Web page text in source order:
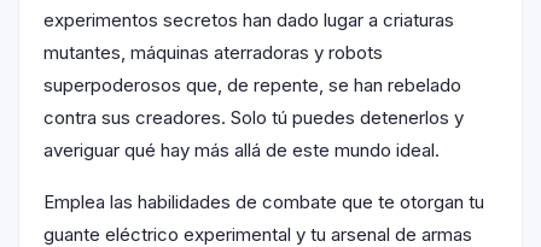
experimentos secretos han dado lugar a criaturas
mutantes, máquinas aterradoras y robots
superpoderosos que, de repente, se han rebelado
contra sus creadores. Solo tú puedes detenerlos y
averiguar qué hay más allá de este mundo ideal.
Emplea las habilidades de combate que te otorgan tu
guante eléctrico experimental y tu arsenal de armas